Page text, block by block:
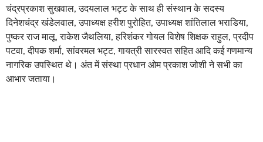
चंद्रप्रकाश सुखवाल, उदयलाल भट्ट के साथ ही संस्थान के सदस्य
दिनेशचंद्र खंडेलवाल, उपाध्यक्ष हरीश पुरोहित, उपाध्यक्ष शांतिलाल भराडिया,
पुष्कर राज मालू, राकेश जैथलिया, हरिशंकर गोयल विशेष शिक्षक राहुल, प्रदीप
पटवा, दीपक शर्मा, सांवरमल भट्ट, गायत्री सारस्वत सहित आदि कई गणमान्य
नागरिक उपस्थित थे। अंत में संस्था प्रधान ओम प्रकाश जोशी ने सभी का
आभार जताया।